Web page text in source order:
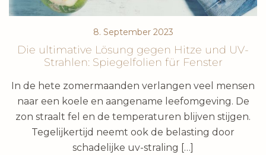
8. September 2023
Die ultimative Lösung gegen Hitze und UV-
Strahlen: Spiegelfolien für Fenster
In de hete zomermaanden verlangen veel mensen
naar een koele en aangename leefomgeving. De
zon straalt fel en de temperaturen blijven stijgen.
Tegelijkertijd neemt ook de belasting door
schadelijke uv-straling […]